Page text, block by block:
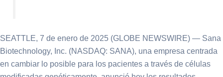
SEATTLE, 7 de enero de 2025 (GLOBE NEWSWIRE) — Sana
Biotechnology, Inc. (NASDAQ: SANA), una empresa centrada
en cambiar lo posible para los pacientes a través de células